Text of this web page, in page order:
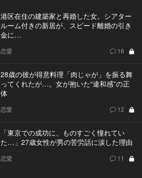
港区在住の建築家と再婚した女。シアター
ルーム付きの新居が、スピード離婚の引き
金に…
恋愛 16
28歳の彼が得意料理「肉じゃが」を振る舞
ってくれたが…。女が抱いた“違和感”の正
体
恋愛 12
「東京での成功に、ものすごく憧れてい
た…」27歳女性が男の苦労話に涙した理由
恋愛 11